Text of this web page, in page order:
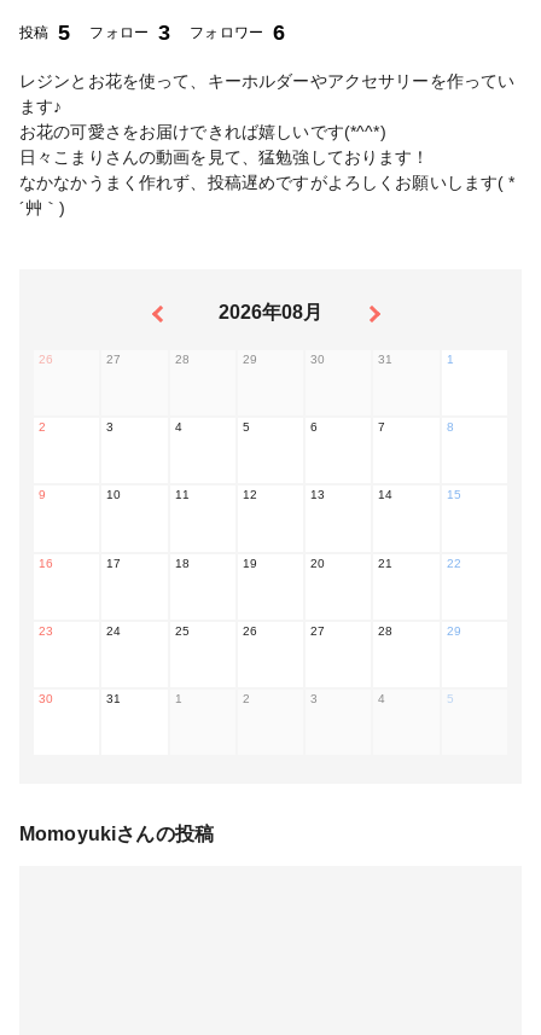
投稿 5 フォロー 3 フォロワー 6
レジンとお花を使って、キーホルダーやアクセサリーを作ってい
ます♪
お花の可愛さをお届けできれば嬉しいです(*^^*)
日々こまりさんの動画を見て、猛勉強しております！
なかなかうまく作れず、投稿遅めですがよろしくお願いします( *
´艸｀)
2026年08月
26 27 28 29 30 31 1
2 3 4 5 6 7 8
9 10 11 12 13 14 15
16 17 18 19 20 21 22
23 24 25 26 27 28 29
30 31 1 2 3 4 5
Momoyukiさんの投稿